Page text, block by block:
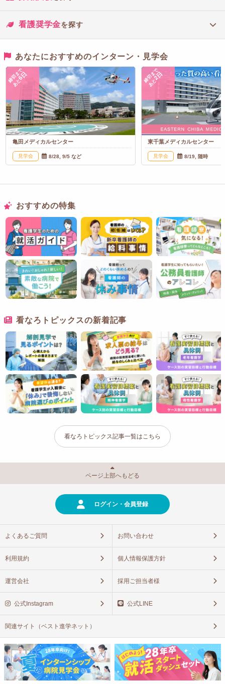
看護奨学金を探す
あなたにおすすめのインターン・見学会
締切まで
あと
6日
亀田メディカルセンター
見学会 8/28, 9/5 など
締切まで
あと
2日
東千葉メディカルセンター
見学会 8/19, 随時
おすすめの特集
看なろトピックスの新着記事
看なろトピックス記事一覧はこちら
ページ上部へもどる
ログイン・会員登録
よくあるご質問 お問い合わせ
利用規約 個人情報保護方針
運営会社 採用ご担当者様
公式Instagram 公式LINE
関連サイト（ベスト進学ネット）